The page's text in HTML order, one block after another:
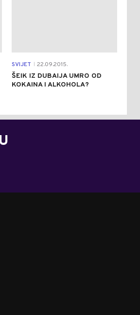
SVIJET 22.09.2015.
ŠEIK IZ DUBAIJA UMRO OD
KOKAINA I ALKOHOLA?